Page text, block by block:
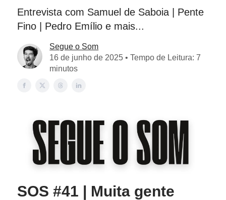
Entrevista com Samuel de Saboia | Pente
Fino | Pedro Emílio e mais...
Segue o Som
16 de junho de 2025 • Tempo de Leitura: 7
minutos
SOS #41 | Muita gente